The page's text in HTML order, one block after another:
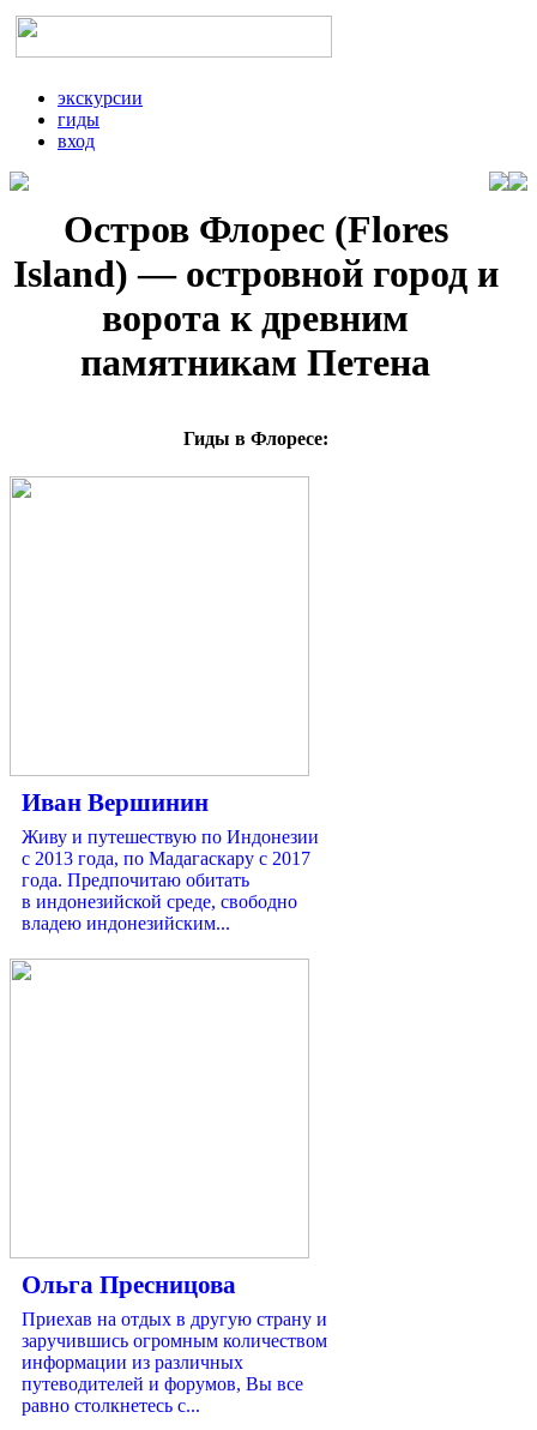
экскурсии
гиды
вход
Остров Флорес (Flores
Island) — островной город и
ворота к древним
памятникам Петена
Гиды в Флоресе:
Иван Вершинин
Живу и путешествую по Индонезии
с 2013 года, по Мадагаскару с 2017
года. Предпочитаю обитать
в индонезийской среде, свободно
владею индонезийским...
Ольга Пресницова
Приехав на отдых в другую страну и
заручившись огромным количеством
информации из различных
путеводителей и форумов, Вы все
равно столкнетесь с...